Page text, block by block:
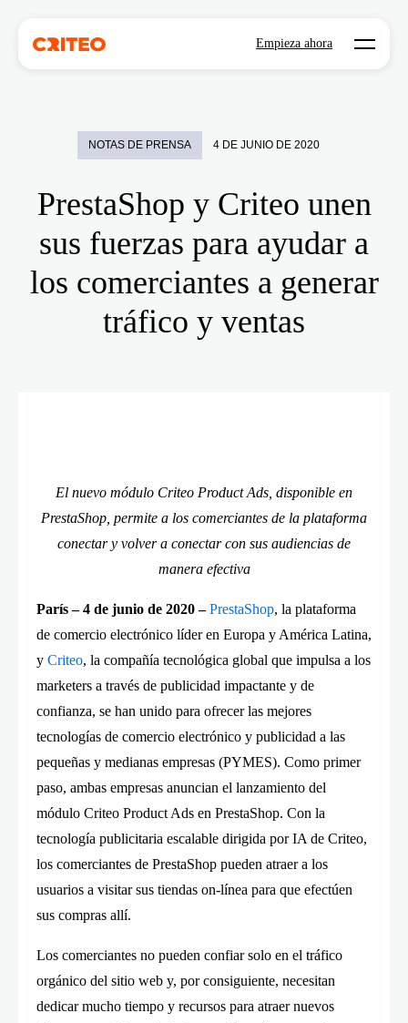
Empieza ahora Open
NOTAS DE PRENSA 4 DE JUNIO DE 2020
PrestaShop y Criteo unen
sus fuerzas para ayudar a
los comerciantes a generar
tráfico y ventas
El nuevo módulo Criteo Product Ads, disponible en
PrestaShop, permite a los comerciantes de la plataforma
conectar y volver a conectar con sus audiencias de
manera efectiva
París – 4 de junio de 2020 – PrestaShop, la plataforma
de comercio electrónico líder en Europa y América Latina,
y Criteo, la compañía tecnológica global que impulsa a los
marketers a través de publicidad impactante y de
confianza, se han unido para ofrecer las mejores
tecnologías de comercio electrónico y publicidad a las
pequeñas y medianas empresas (PYMES). Como primer
paso, ambas empresas anuncian el lanzamiento del
módulo Criteo Product Ads en PrestaShop. Con la
tecnología publicitaria escalable dirigida por IA de Criteo,
los comerciantes de PrestaShop pueden atraer a los
usuarios a visitar sus tiendas on-línea para que efectúen
sus compras allí.
Los comerciantes no pueden confiar solo en el tráfico
orgánico del sitio web y, por consiguiente, necesitan
dedicar mucho tiempo y recursos para atraer nuevos